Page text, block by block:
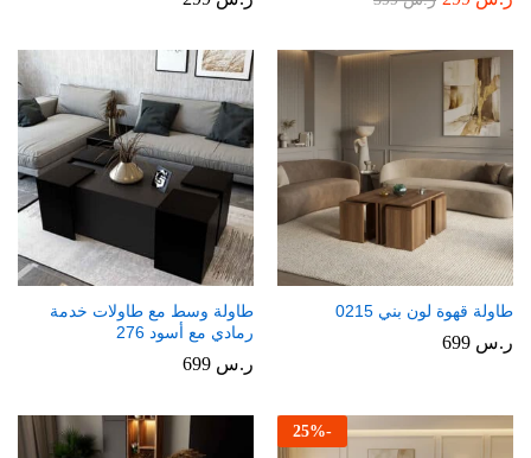
طاولة قهوة لون بني 0215
ر.س
طاولة وسط مع طاولات خدمة
رمادي مع أسود 276
ر.س
-
25%